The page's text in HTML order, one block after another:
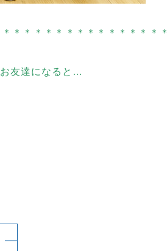
＊＊＊＊＊＊＊＊＊＊＊＊＊＊＊
お友達になると…